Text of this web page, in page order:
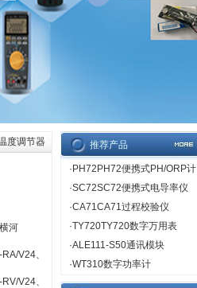
度调节器
河
V24、
V24、
推荐产品
· PH72PH72便携式PH/ORP计
·SC72SC72便携式电导率仪
·CA71CA71过程校验仪
·TY720TY720数字万用表
·ALE111-S50通讯模块
·WT310数字功率计